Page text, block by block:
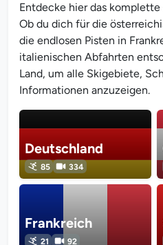
Entdecke hier das
Ob du dich für die
die endlosen Pisten in
italienischen Abfahrten
Land, um alle Skigebiete,
Informationen anzuzeigen.
Deutschland
85 334
Frankreich
21 92